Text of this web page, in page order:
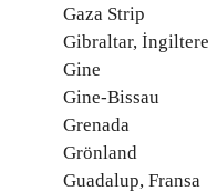
Gaza Strip
Gibraltar, İngiltere
Gine
Gine-Bissau
Grenada
Grönland
Guadalup, Fransa